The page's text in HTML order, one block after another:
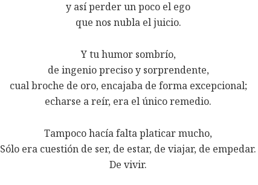
y así perder un poco el ego
que nos nubla el juicio.
Y tu humor sombrío,
de ingenio preciso y sorprendente,
cual broche de oro, encajaba de forma excepcional;
echarse a reír, era el único remedio.
Tampoco hacía falta platicar mucho,
Sólo era cuestión de ser, de estar, de viajar, de empedar.
De vivir.